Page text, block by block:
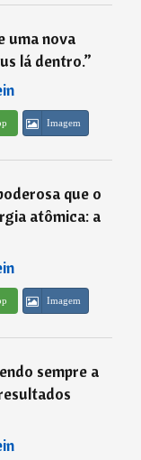
uma nova
lá dentro.”
Imagem
que o
atômica: a
Imagem
sempre a